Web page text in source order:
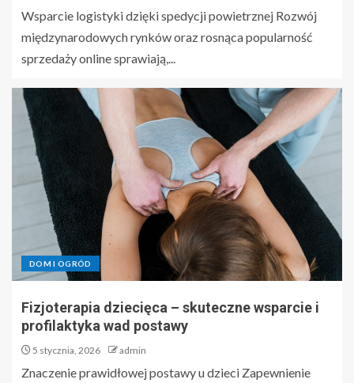
Wsparcie logistyki dzięki spedycji powietrznej Rozwój
międzynarodowych rynków oraz rosnąca popularność
sprzedaży online sprawiają,...
DOM I OGRÓD
Fizjoterapia dziecięca – skuteczne wsparcie i
profilaktyka wad postawy
5 stycznia, 2026 admin
Znaczenie prawidłowej postawy u dzieci Zapewnienie